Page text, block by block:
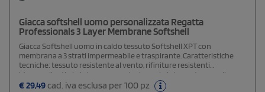
Giacca softshell uomo personalizzata Regatta
Professionals 3 Layer Membrane Softshell
Giacca Softshell uomo in caldo tessuto Softshell XPT con
membrana a 3 strati impermeabile e traspirante. Caratteristiche
tecniche: tessuto resistente al vento, rifiniture resistenti
idrorepellenti, zip intera con protezione zip interna, tasca sulla
manica e sul petto con zip e due tasche inferiori con zip, polsini
€ 29,49 cad. iva esclusa per 100 pz